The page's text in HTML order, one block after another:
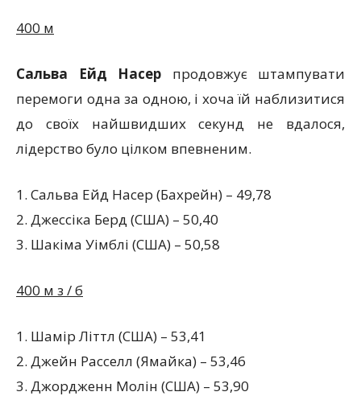
400 м
Сальва Ейд Насер продовжує штампувати
перемоги одна за одною, і хоча їй наблизитися
до своїх найшвидших секунд не вдалося,
лідерство було цілком впевненим.
1. Сальва Ейд Насер (Бахрейн) – 49,78
2. Джессіка Берд (США) – 50,40
3. Шакіма Уімблі (США) – 50,58
400 м з / б
1. Шамір Літтл (США) – 53,41
2. Джейн Расселл (Ямайка) – 53,46
3. Джордженн Молін (США) – 53,90